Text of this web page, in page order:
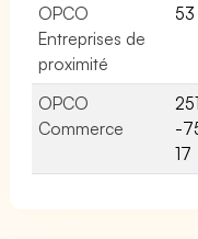
OPCO
Entreprises de
proximité
OPCO
Commerce
-
17